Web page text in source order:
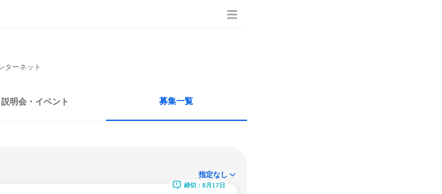
ターネット
説明会・イベント 募集一覧
指定なし
締切：8月17日